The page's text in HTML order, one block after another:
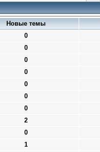
Новые темы
0
0
0
0
0
0
0
2
0
1